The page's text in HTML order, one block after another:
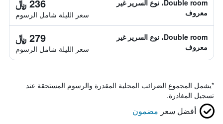
Double room، نوع السرير غير
معروف
236 ﷼
سعر الليلة شامل الرسوم
Double room، نوع السرير غير
معروف
279 ﷼
سعر الليلة شامل الرسوم
*يشمل المجموع الضرائب المحلية المقدرة والرسوم المستحقة عند
تسجيل المغادرة.
أفضل سعر مضمون